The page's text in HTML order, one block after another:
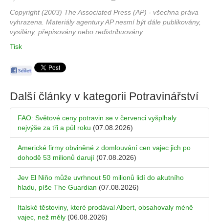
Copyright (2003) The Associated Press (AP) - všechna práva
vyhrazena. Materiály agentury AP nesmí být dále publikovány,
vysílány, přepisovány nebo redistribuovány.
Tisk
Další články v kategorii Potravinářství
FAO: Světové ceny potravin se v červenci vyšplhaly
nejvýše za tři a půl roku (07.08.2026)
Americké firmy obviněné z domlouvání cen vajec jich po
dohodě 53 milionů darují (07.08.2026)
Jev El Niňo může uvrhnout 50 milionů lidí do akutního
hladu, píše The Guardian (07.08.2026)
Italské těstoviny, které prodával Albert, obsahovaly méně
vajec, než měly (06.08.2026)